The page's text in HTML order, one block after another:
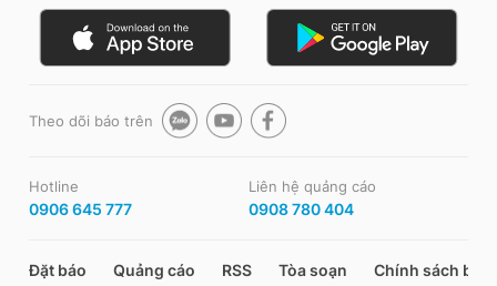
Theo dõi báo trên
Hotline
0906 645 777
Liên hệ quảng cáo
0908 780 404
Đặt báo Quảng cáo RSS Tòa soạn Chính sách bảo